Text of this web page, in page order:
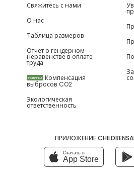
Свяжитесь с нами
О нас
Таблица размеров
Отчет о гендерном
неравенстве в оплате
труда
НОВИНКИ Компенсация
выбросов CO2
Экологическая
ответственность
ПРИЛОЖЕНИЕ
Скачать в
App Store